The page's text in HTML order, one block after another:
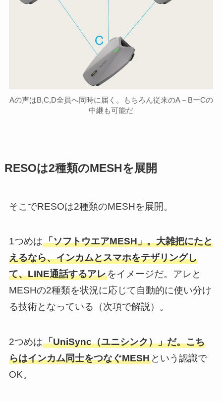
Aの声はB,C,D全員へ同時に届く。もちろん従来のA－BーCの
中継も可能だ
RESOは2種類のMESHを展開
そこでRESOは2種類のMESHを展開。
1つめは「ソフトウエアMESH」。大雑把にたと
えるなら、インカムとスマホをテザリングし
て、LINE通話するアレをイメージだ。アレと
MESHの2種類を状況に応じて自動的に使い分け
る技術となっている（次項で解説）。
2つめは「UniSync（ユニシンク）」だ。こち
らはインカム同士をつなぐMESHという認識で
OK。